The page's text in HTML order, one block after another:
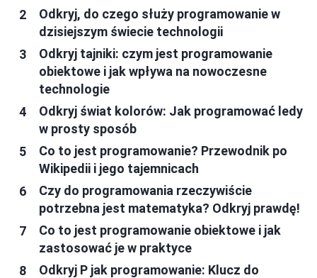
Odkryj, do czego służy programowanie w
dzisiejszym świecie technologii
Odkryj tajniki: czym jest programowanie
obiektowe i jak wpływa na nowoczesne
technologie
Odkryj świat kolorów: Jak programować ledy
w prosty sposób
Co to jest programowanie? Przewodnik po
Wikipedii i jego tajemnicach
Czy do programowania rzeczywiście
potrzebna jest matematyka? Odkryj prawdę!
Co to jest programowanie obiektowe i jak
zastosować je w praktyce
Odkryj P jak programowanie: Klucz do